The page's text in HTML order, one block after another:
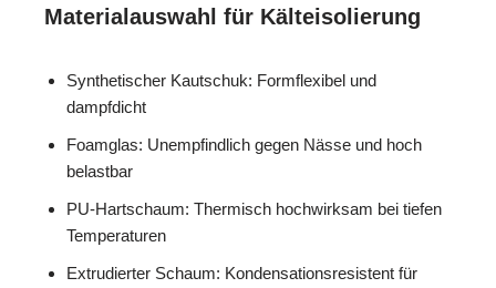
Materialauswahl für Kälteisolierung
Synthetischer Kautschuk: Formflexibel und
dampfdicht
Foamglas: Unempfindlich gegen Nässe und hoch
belastbar
PU-Hartschaum: Thermisch hochwirksam bei tiefen
Temperaturen
Extrudierter Schaum: Kondensationsresistent für